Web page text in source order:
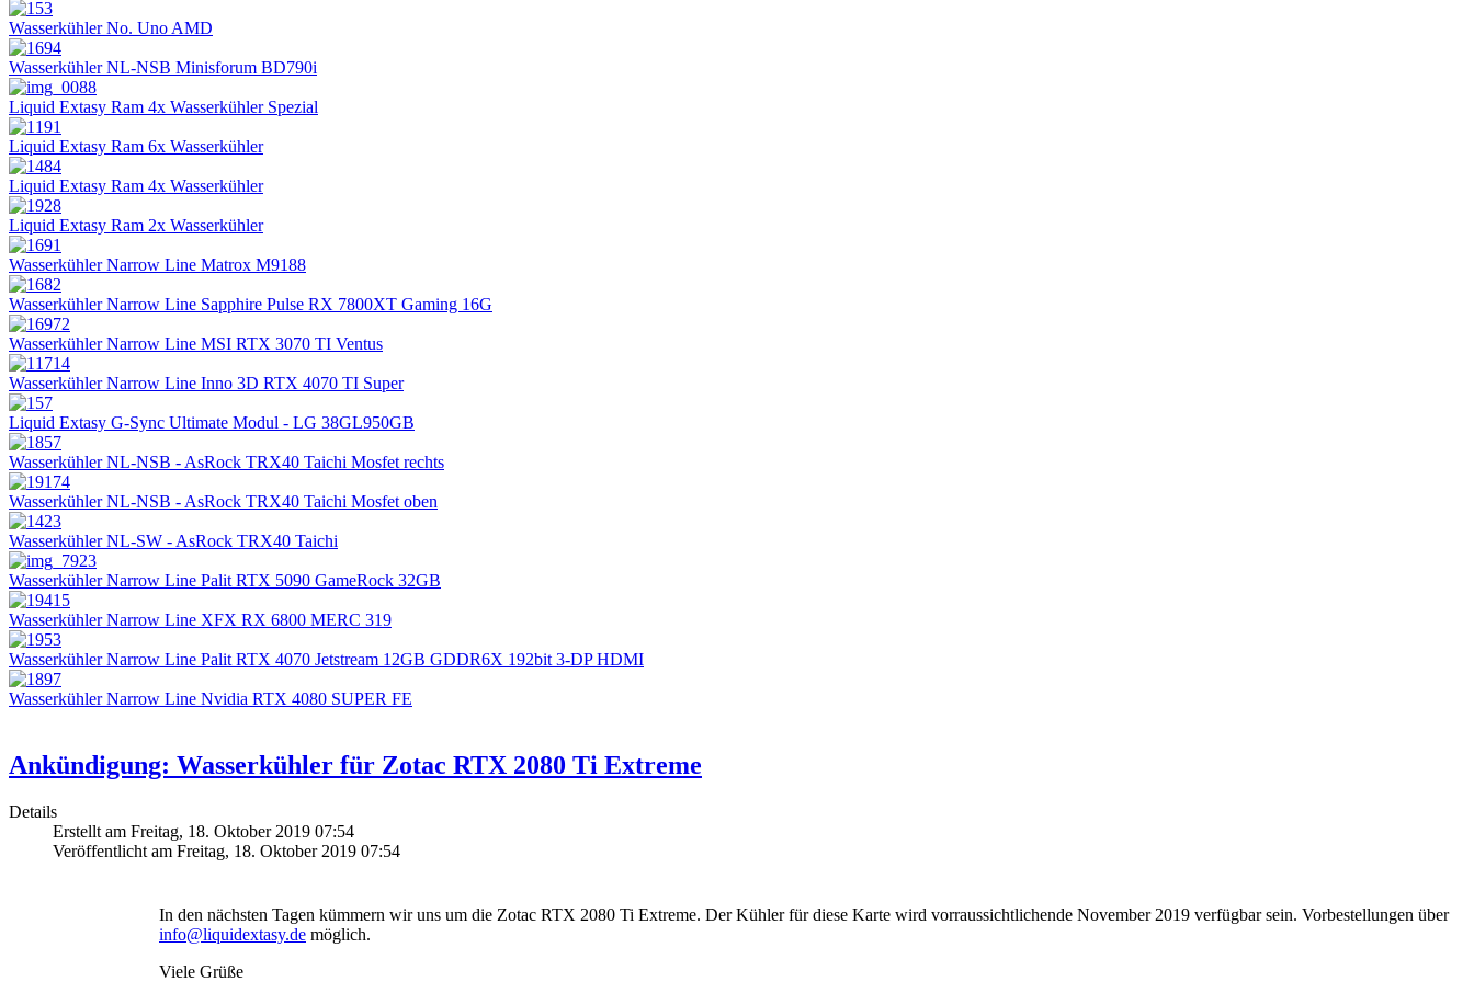
Wasserkühler No. Uno AMD
Wasserkühler NL-NSB Minisforum BD790i
Liquid Extasy Ram 4x Wasserkühler Spezial
Liquid Extasy Ram 6x Wasserkühler
Liquid Extasy Ram 4x Wasserkühler
Liquid Extasy Ram 2x Wasserkühler
Wasserkühler Narrow Line Matrox M9188
Wasserkühler Narrow Line Sapphire Pulse RX 7800XT Gaming 16G
Wasserkühler Narrow Line MSI RTX 3070 TI Ventus
Wasserkühler Narrow Line Inno 3D RTX 4070 TI Super
Liquid Extasy G-Sync Ultimate Modul - LG 38GL950GB
Wasserkühler NL-NSB - AsRock TRX40 Taichi Mosfet rechts
Wasserkühler NL-NSB - AsRock TRX40 Taichi Mosfet oben
Wasserkühler NL-SW - AsRock TRX40 Taichi
Wasserkühler Narrow Line Palit RTX 5090 GameRock 32GB
Wasserkühler Narrow Line XFX RX 6800 MERC 319
Wasserkühler Narrow Line Palit RTX 4070 Jetstream 12GB GDDR6X 192bit 3-DP HDMI
Wasserkühler Narrow Line Nvidia RTX 4080 SUPER FE
Ankündigung: Wasserkühler für Zotac RTX 2080 Ti Extreme
Details
Erstellt am Freitag, 18. Oktober 2019 07:54
Veröffentlicht am Freitag, 18. Oktober 2019 07:54
In den nächsten Tagen kümmern wir uns um die Zotac RTX 2080 Ti Extreme. Der Kühler für diese Karte wird vorraussichtlichende November 2019 verfügbar sein. Vorbestellungen über
info@liquidextasy.de möglich.
Viele Grüße